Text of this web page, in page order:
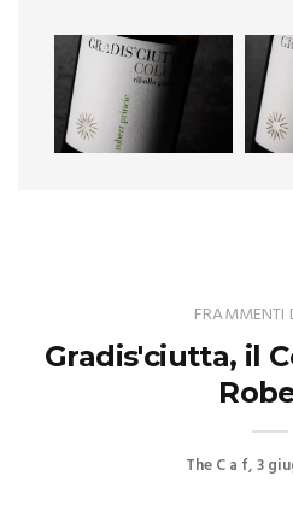
FRAMMENTI
Gradis'ciutta, il
The C a f 3